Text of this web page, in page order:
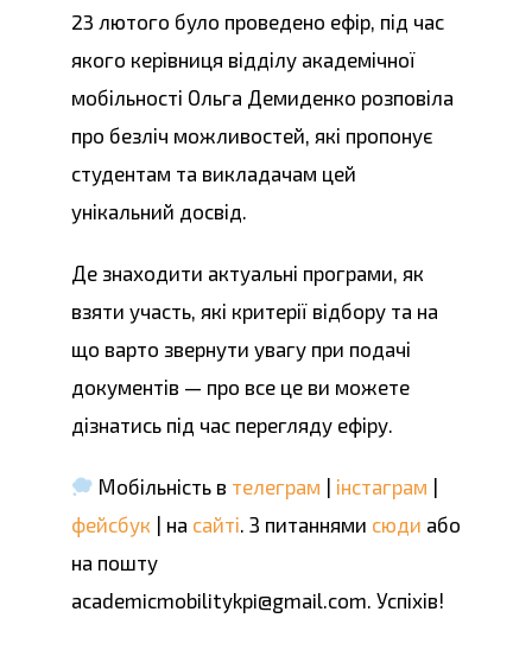
23 лютого було проведено ефір, під час
якого керівниця відділу академічної
мобільності Ольга Демиденко розповіла
про безліч можливостей, які пропонує
студентам та викладачам цей
унікальний досвід.
Де знаходити актуальні програми, як
взяти участь, які критерії відбору та на
що варто звернути увагу при подачі
документів — про все це ви можете
дізнатись під час перегляду ефіру.
Мобільність в телеграм інстаграм
фейсбук | на сайті. З питаннями сюди або
на пошту
academicmobilitykpi@gmail.com. Успіхів!